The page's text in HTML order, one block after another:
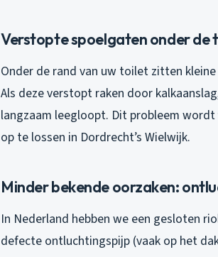
Verstopte spoelgaten onder de
Onder de rand van uw toilet zitten
Als deze verstopt raken door
langzaam leegloopt. Dit probleem
op te lossen in Dordrecht’s Wielwijk.
Minder bekende oorzaken:
In Nederland hebben we een gesloten
defecte ontluchtingspijp (vaak op het